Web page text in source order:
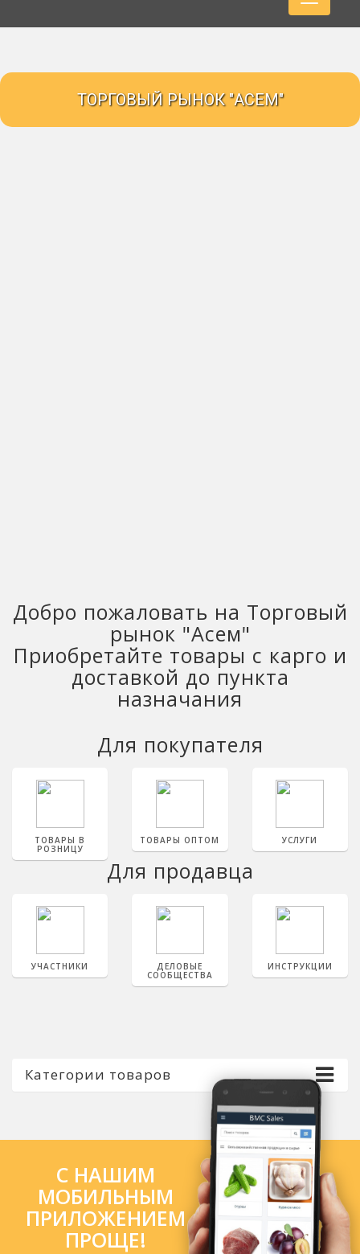
ТОРГОВЫЙ РЫНОК "АСЕМ"
Добро пожаловать на Торговый
рынок "Асем"
Приобретайте товары с карго и
доставкой до пункта
назначания
Для покупателя
ТОВАРЫ В
РОЗНИЦУ
ТОВАРЫ ОПТОМ УСЛУГИ
Для продавца
УЧАСТНИКИ ДЕЛОВЫЕ
СООБЩЕСТВА
ИНСТРУКЦИИ
Категории товаров
С НАШИМ
МОБИЛЬНЫМ
ПРИЛОЖЕНИЕМ
ПРОЩЕ!